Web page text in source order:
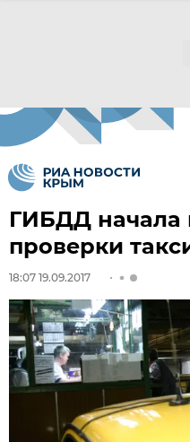
ГИБДД начала
проверки
18:07 19.09.2017